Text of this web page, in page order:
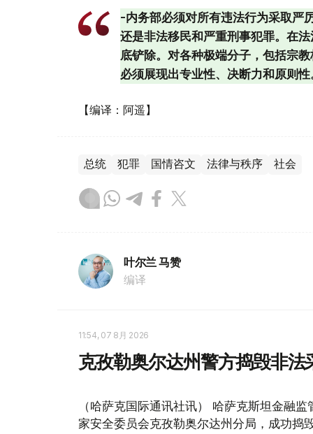
-内务部必须对所有违法行为采取严
还是非法移民和严重刑事犯罪。在
底铲除。对各种极端分子，包括宗
必须展现出专业性、决断力和原则
【编译：阿遥】
总统 犯罪 国情咨文 法律与秩序 社会
叶尔兰 马赞
编译
11:54, 07 8月 2026
克孜勒奥尔达州警方捣毁非法
（哈萨克国际通讯社讯） 哈萨克斯坦金融
家安全委员会克孜勒奥尔达州分局，成功